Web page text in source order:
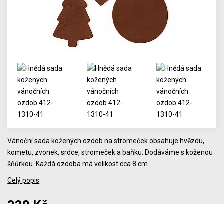
Vánoční sada kožených ozdob na stromeček obsahuje hvězdu,
kometu, zvonek, srdce, stromeček a baňku. Dodáváme s koženou
šňůrkou. Každá ozdoba má velikost cca 8 cm.
Celý popis